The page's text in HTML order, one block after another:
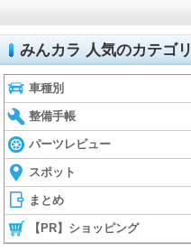
みんカラ 人気のカテゴリ
車種別
整備手帳
パーツレビュー
スポット
まとめ
【PR】ショッピング